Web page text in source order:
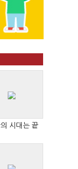
시대는 끝